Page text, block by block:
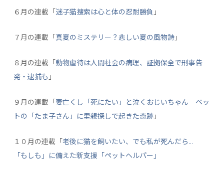
６月の連載「迷子猫捜索は心と体の忍耐勝負 」
７月の連載「真夏のミステリー？悲しい夏の風物詩 」
８月の連載「動物虐待は人間社会の病理、証拠保全で刑事告
発・逮捕も 」
９月の連載「妻亡くし「死にたい」と泣くおじいちゃん ペッ
トの「たま子さん」に里親探しで起きた奇跡 」
１０月の連載「老後に猫を飼いたい、でも私が死んだら…
「もしも」に備えた新支援「ペットヘルパー」